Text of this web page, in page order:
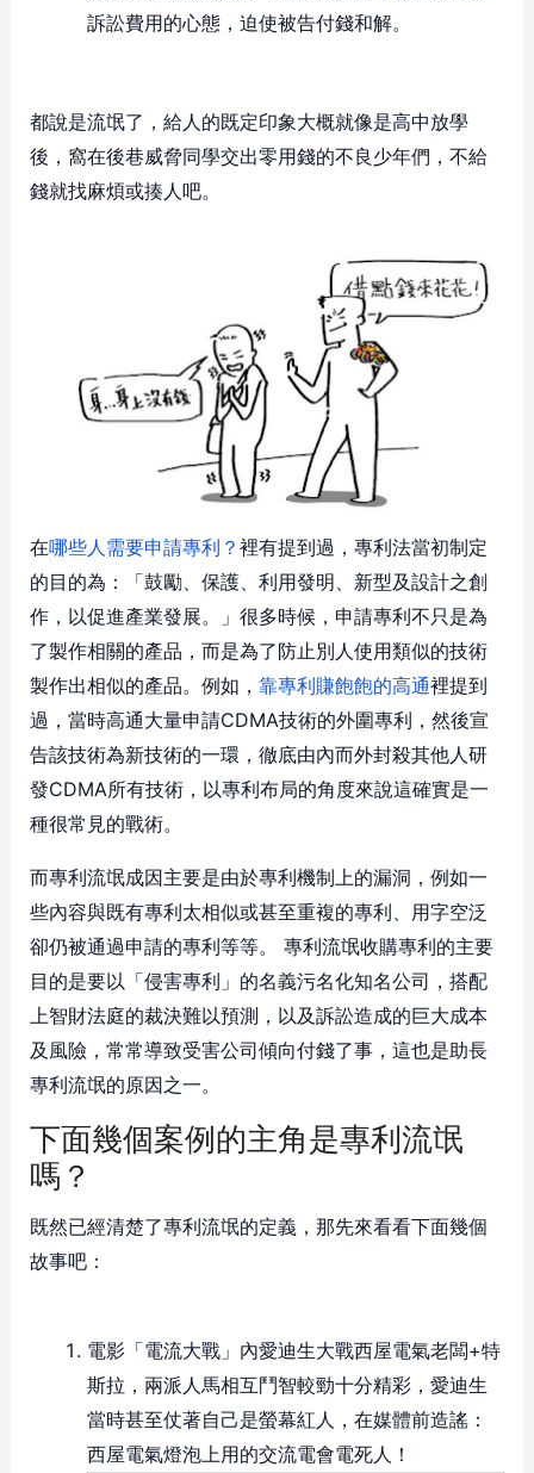
訴訟費用的心態，迫使被告付錢和解。
都說是流氓了，給人的既定印象大概就像是高中放學
後，窩在後巷威脅同學交出零用錢的不良少年們，不給
錢就找麻煩或揍人吧。
在哪些人需要申請專利？ 裡有提到過，專利法當初制定
的目的為：「鼓勵、保護、利用發明、新型及設計之創
作，以促進產業發展。」很多時候，申請專利不只是為
了製作相關的產品，而是為了防止別人使用類似的技術
製作出相似的產品。例如， 靠專利賺飽飽的高通裡提到
過，當時高通大量申請CDMA技術的外圍專利，然後宣
告該技術為新技術的一環，徹底由內而外封殺其他人研
發CDMA所有技術，以專利布局的角度來說這確實是一
種很常見的戰術。
而專利流氓成因主要是由於專利機制上的漏洞，例如一
些內容與既有專利太相似或甚至重複的專利、用字空泛
卻仍被通過申請的專利等等。 專利流氓收購專利的主要
目的是要以「侵害專利」的名義污名化知名公司，搭配
上智財法庭的裁決難以預測，以及訴訟造成的巨大成本
及風險，常常導致受害公司傾向付錢了事，這也是助長
專利流氓的原因之一。
下面幾個案例的主角是專利流氓
嗎？
既然已經清楚了專利流氓的定義，那先來看看下面幾個
故事吧：
電影「電流大戰」內愛迪生大戰西屋電氣老闆+特
斯拉，兩派人馬相互鬥智較勁十分精彩，愛迪生
當時甚至仗著自己是螢幕紅人，在媒體前造謠：
西屋電氣燈泡上用的交流電會電死人！